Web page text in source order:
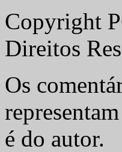
Copyright
Direitos
Os
é do autor.